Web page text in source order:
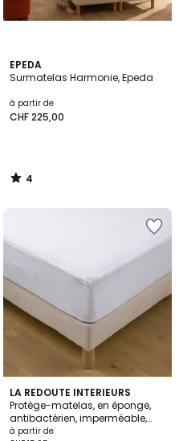
EPEDA
Surmatelas Harmonie, Epeda
à partir de
CHF 225,00
4
/
4
/
LA REDOUTE INTERIEURS
Protège-matelas, en éponge,
antibactérien, imperméable,
hauteur maxi 25 cm
à partir de
4,4
/ 5